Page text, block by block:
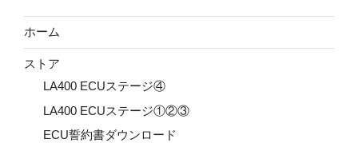
ホーム
ストア
LA400 ECUステージ④
LA400 ECUステージ①②③
ECU誓約書ダウンロード